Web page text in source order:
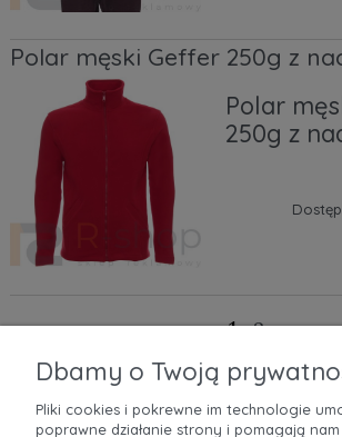
Polar męski Geffer 250g z
Polar
250g z
« 1 2 »
Dbamy o Twoją
Pliki cookies i pokrewne im technologie
poprawne działanie strony i pomagają